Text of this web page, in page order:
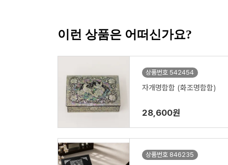
이런 상품은 어떠신가요?
상품번호 542454
자개명함함 (화조명함함)
28,600원
상품번호 846235